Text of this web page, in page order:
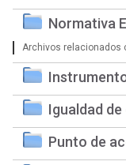
Normativa
Archivos relacionados
Igualdad
Punto de